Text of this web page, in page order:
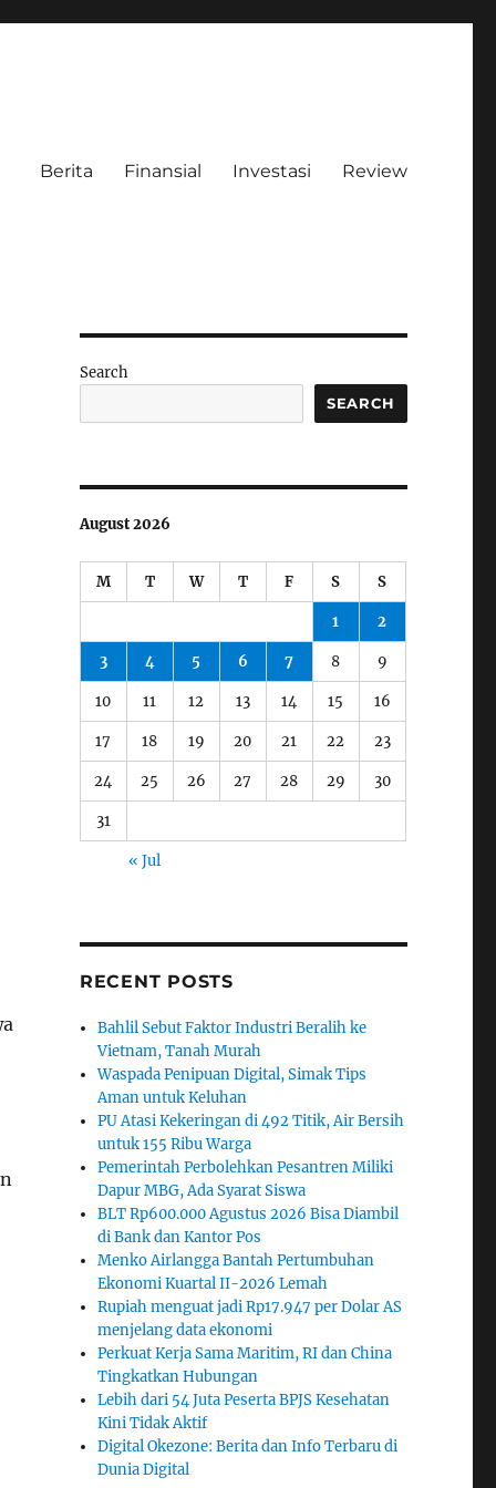
Berita Finansial Investasi Review
Search
SEARCH
August 2026
M T W T F S S
1 2
3 4 5 6 7 8 9
10 11 12 13 14 15 16
17 18 19 20 21 22 23
24 25 26 27 28 29 30
31
« Jul
RECENT POSTS
Bahlil Sebut Faktor Industri Beralih ke
Vietnam, Tanah Murah
Waspada Penipuan Digital, Simak Tips
Aman untuk Keluhan
PU Atasi Kekeringan di 492 Titik, Air Bersih
untuk 155 Ribu Warga
Pemerintah Perbolehkan Pesantren Miliki
Dapur MBG, Ada Syarat Siswa
BLT Rp600.000 Agustus 2026 Bisa Diambil
di Bank dan Kantor Pos
Menko Airlangga Bantah Pertumbuhan
Ekonomi Kuartal II-2026 Lemah
Rupiah menguat jadi Rp17.947 per Dolar AS
menjelang data ekonomi
Perkuat Kerja Sama Maritim, RI dan China
Tingkatkan Hubungan
Lebih dari 54 Juta Peserta BPJS Kesehatan
Kini Tidak Aktif
Digital Okezone: Berita dan Info Terbaru di
Dunia Digital